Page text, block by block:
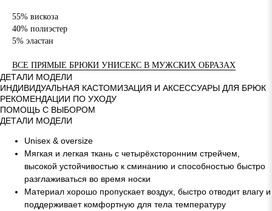
55% вискоза
40% полиэстер
5% эластан
ВСЕ ПРЯМЫЕ БРЮКИ УНИСЕКС В МУЖСКИХ ОБРАЗАХ
ДЕТАЛИ МОДЕЛИ
ИНДИВИДУАЛЬНАЯ КАСТОМИЗАЦИЯ И АКСЕССУАРЫ ДЛЯ БРЮК
РЕКОМЕНДАЦИИ ПО УХОДУ
ПОМОЩЬ С ВЫБОРОМ
ДЕТАЛИ МОДЕЛИ
Unisex & oversize
Мягкая и легкая ткань с четырёхсторонним стрейчем,
высокой устойчивостью к сминанию и способностью быстро
разглаживаться во время носки
Материал хорошо пропускает воздух, быстро отводит влагу и
поддерживает комфортную для тела температуру